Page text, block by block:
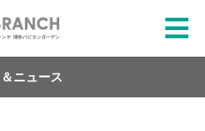
ニュース